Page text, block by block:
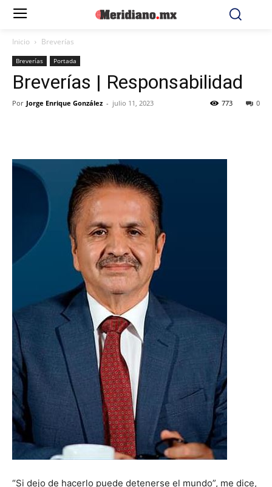
Inicio Breverías
Breverías Portada
Breverías | Responsabilidad
Por Jorge Enrique González - julio 11, 2023 0
773
“Si dejo de hacerlo puede detenerse el mundo”, me dice,